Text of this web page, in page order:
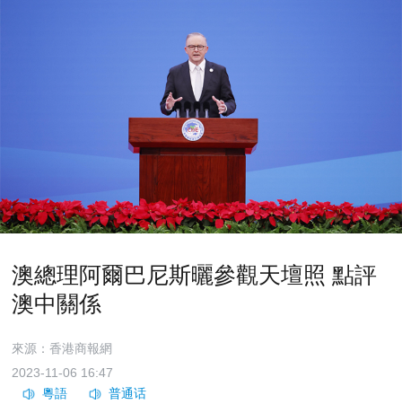
澳總理阿爾巴尼斯曬參觀天壇照 點評
澳中關係
來源：香港商報網
2023-11-06 16:47